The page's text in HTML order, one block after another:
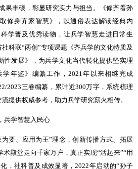
果丰硕，彰显研究实力与担当。《修齐看孙
修身齐家智慧》，以通俗表达解读经典内
学普及优秀读物，让兵学智慧走进日常生
社科联“两创 ”专项课题《齐兵学的文化特质及
性发展》，为兵学文化当代转化提供坚实理
年鉴》编纂工作， 2021年以来相继完成
2023三卷编纂，累计近300万字，系统梳理
提供权威参考，助力兵学研究薪火相传。
兵学智慧入民心
为要、应用为王”理念，创新传播方式、拓展
术殿堂走向千家万户，真正实现“活起来”“用
，社科普及成效显著，2022年启动的“孙子